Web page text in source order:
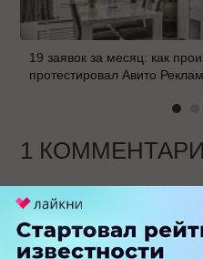
19 заявок за месяц: как
протестировал Авито
1
больше года назад